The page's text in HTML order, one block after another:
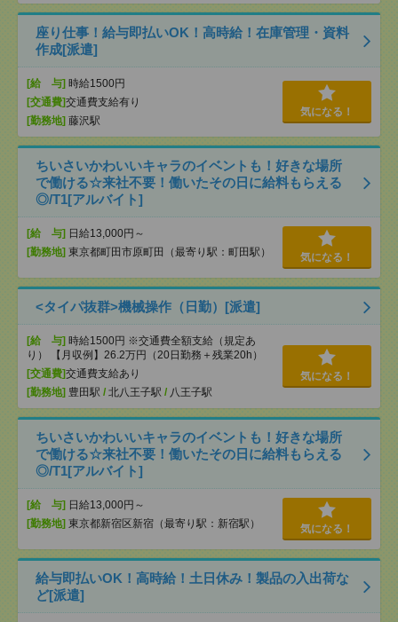
座り仕事！給与即払いOK！高時給！在庫管理・資料
作成[派遣]
[給 与] 時給1500円
[交通費]交通費支給有り
[勤務地] 藤沢駅
気になる！
ちいさいかわいいキャラのイベントも！好きな場所
で働ける☆来社不要！働いたその日に給料もらえる
◎/T1[アルバイト]
[給 与] 日給13,000円～
[勤務地] 東京都町田市原町田（最寄り駅：町田駅） 気になる！
<タイパ抜群>機械操作（日勤）[派遣]
[給 与] 時給1500円 ※交通費全額支給（規定あ
り） 【月収例】26.2万円（20日勤務＋残業20h）
[交通費]交通費支給あり
[勤務地] 豊田駅 / 北八王子駅 / 八王子駅
気になる！
ちいさいかわいいキャラのイベントも！好きな場所
で働ける☆来社不要！働いたその日に給料もらえる
◎/T1[アルバイト]
[給 与] 日給13,000円～
[勤務地] 東京都新宿区新宿（最寄り駅：新宿駅） 気になる！
給与即払いOK！高時給！土日休み！製品の入出荷な
ど[派遣]